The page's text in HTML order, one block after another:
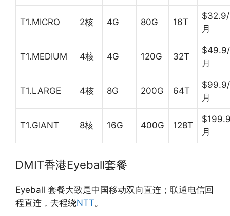
T1.MICRO 2核 4G 80G 16T
$32.9/
月
T1.MEDIUM 4核 4G 120G 32T
$49.9/
月
T1.LARGE 4核 8G 200G 64T
$99.9/
月
T1.GIANT 8核 16G 400G 128T
月
DMIT香港Eyeball套餐
Eyeball 套餐大致是中国移动双向直连；联通电信回
程直连，去程绕NTT。